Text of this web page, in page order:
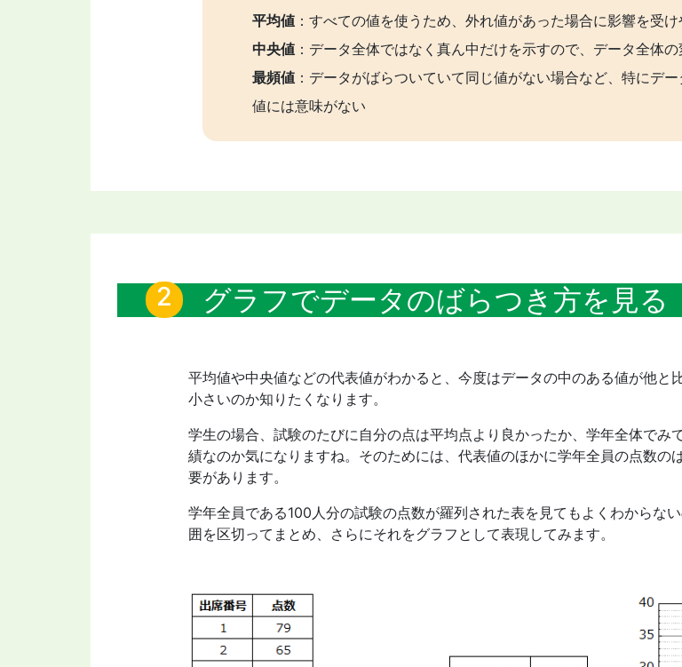
平均値 ：すべての値を使うため、外れ値があった場合に影響を受け
中央値 ：データ全体ではなく真ん中だけを示すので、データ全体
最頻値 ：データがばらついていて同じ値がない場合など、特にデ
値には意味がない
グラフでデータのばらつき方を見る
平均値や中央値などの代表値がわかると、今度はデータの中のある値が他と
小さいのか知りたくなります。
学生の場合、試験のたびに自分の点は平均点より良かったか、学年全体でみ
績なのか気になりますね。そのためには、代表値のほかに学年全員の点数の
要があります。
学年全員である100人分の試験の点数が羅列された表を見てもよくわからな
囲を区切ってまとめ、さらにそれをグラフとして表現してみます。